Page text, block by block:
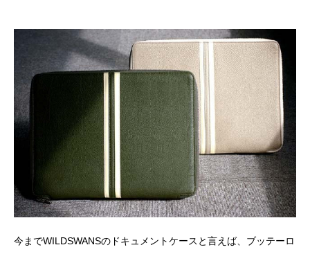
今までWILDSWANSのドキュメントケースと言えば、ブッテーロ